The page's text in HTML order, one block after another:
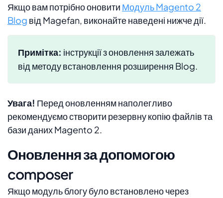
Якщо вам потрібно оновити Модуль Magento 2
Blog від Magefan, виконайте наведені нижче дії.
Примітка: інструкції з оновлення залежать
від методу встановлення розширення Blog.
Увага! Перед оновленням наполегливо
рекомендуємо створити резервну копію файлів та
бази даних Magento 2.
Оновлення за допомогою
composer
Якщо модуль блогу було встановлено через